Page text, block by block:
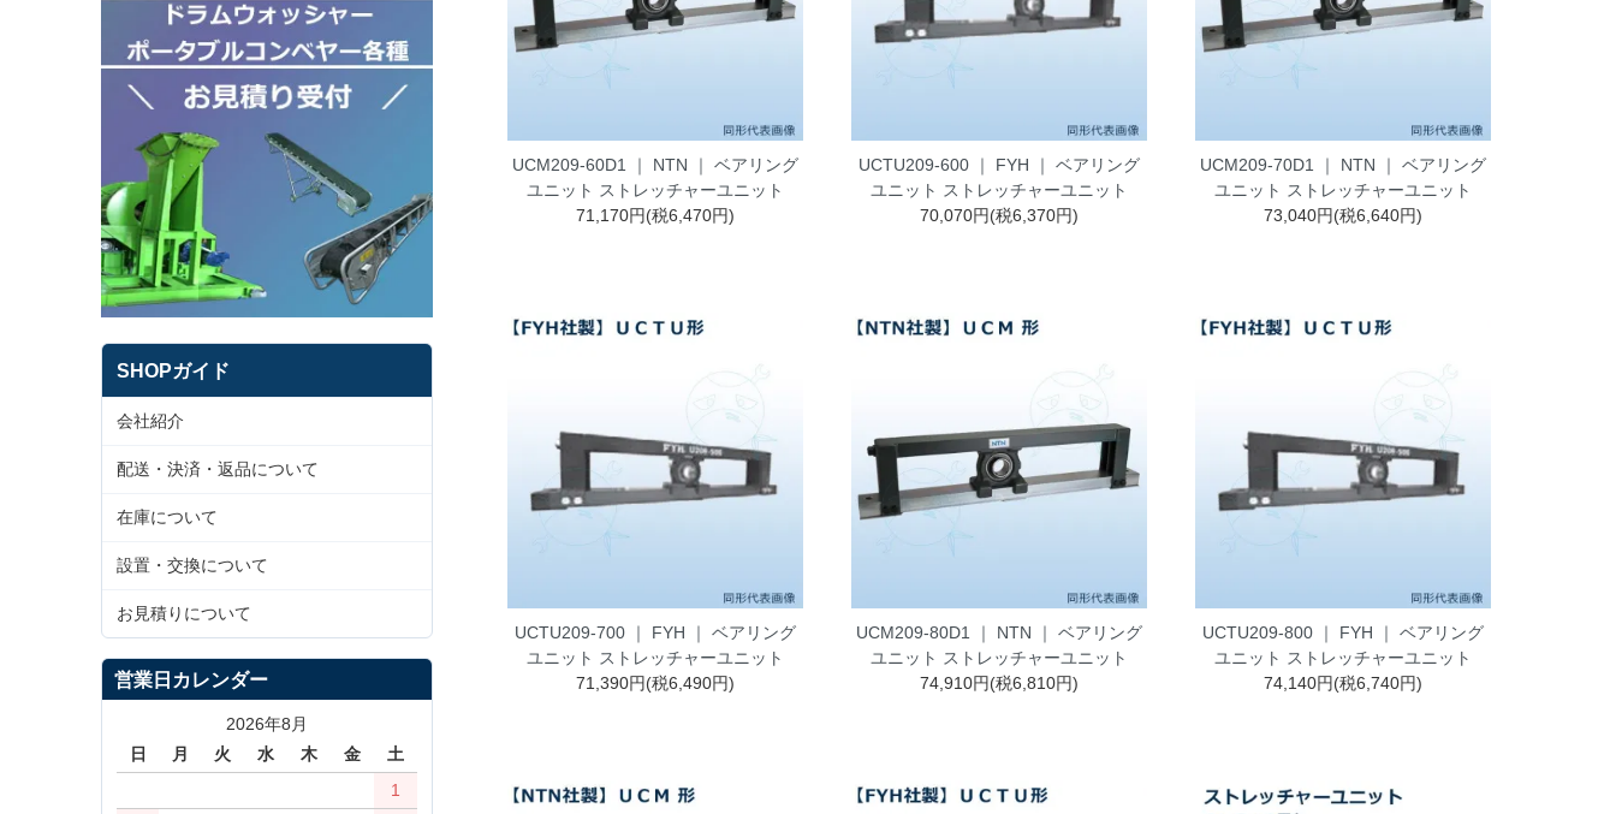
UCM209-60D1 ｜ NTN ｜ ベアリング
ユニット ストレッチャーユニット
71,170円(税6,470円)
UCTU209-600 ｜ FYH ｜ ベアリング
ユニット ストレッチャーユニット
70,070円(税6,370円)
UCM209-70D1 ｜ NTN ｜ ベアリング
ユニット ストレッチャーユニット
73,040円(税6,640円)
UCTU209-700 ｜ FYH ｜ ベアリング
ユニット ストレッチャーユニット
71,390円(税6,490円)
UCM209-80D1 ｜ NTN ｜ ベアリング
ユニット ストレッチャーユニット
74,910円(税6,810円)
UCTU209-800 ｜ FYH ｜ ベアリング
ユニット ストレッチャーユニット
74,140円(税6,740円)
SHOPガイド
会社紹介
配送・決済・返品について
在庫について
設置・交換について
お見積りについて
営業日カレンダー
2026年8月
日
月 火 水 木 金
土
1